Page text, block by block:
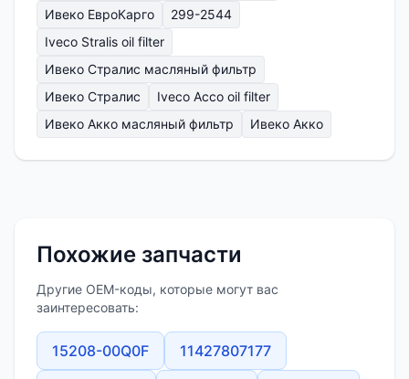
Ивеко ЕвроКарго
299-2544
Iveco Stralis oil filter
Ивеко Стралис масляный фильтр
Ивеко Стралис
Iveco Acco oil filter
Ивеко Акко масляный фильтр
Ивеко Акко
Похожие запчасти
Другие OEM-коды, которые могут вас
заинтересовать:
15208-00Q0F 11427807177